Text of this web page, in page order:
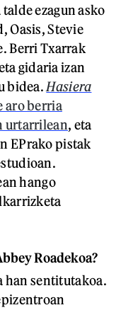
ezagun asko
Oasis, Stevie
Berri Txarrak
gidaria izan
bidea. Hasiera
aro berria
urtarrilean, eta
EPrako pistak
hango
Roadekoa?
han sentitutakoa.